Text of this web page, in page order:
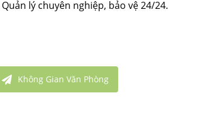
lý chuyên nghiệp, bảo vệ 24/24.
Không Gian Văn Phòng